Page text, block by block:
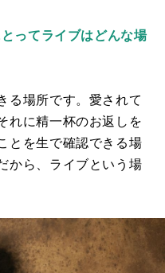
ってライブはどんな場
る場所です。愛されて
れに精一杯のお返しを
とを生で確認できる場
から、ライブという場